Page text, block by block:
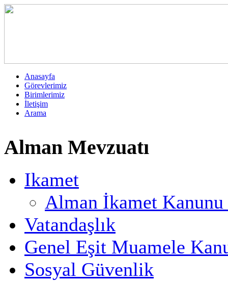
Anasayfa
Görevlerimiz
Birimlerimiz
İletişim
Arama
Alman Mevzuatı
Ikamet
Alman İkamet
Vatandaşlık
Genel Eşit Muamele
Sosyal Güvenlik